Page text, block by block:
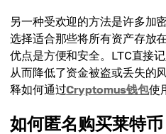
另一种受欢迎的方法是许多加
选择适合那些将所有资产存放
优点是方便和安全。LTC直接
从而降低了资金被盗或丢失的
释如何通过Cryptomus钱包使
如何匿名购买莱特币